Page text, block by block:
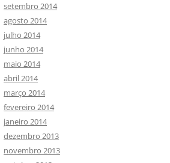
setembro 2014
agosto 2014
julho 2014
junho 2014
maio 2014
abril 2014
março 2014
fevereiro 2014
janeiro 2014
dezembro 2013
novembro 2013